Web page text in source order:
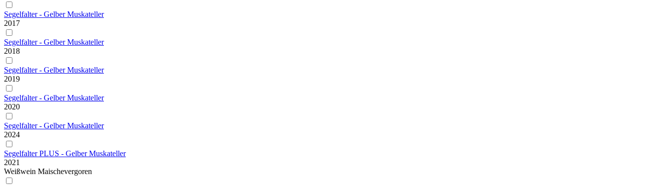
Segelfalter - Gelber Muskateller
2017
Segelfalter - Gelber Muskateller
2018
Segelfalter - Gelber Muskateller
2019
Segelfalter - Gelber Muskateller
2020
Segelfalter - Gelber Muskateller
2024
Segelfalter PLUS - Gelber Muskateller
2021
Weißwein Maischevergoren